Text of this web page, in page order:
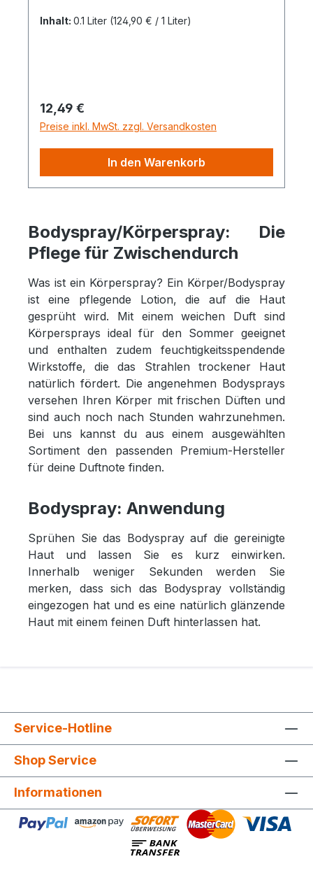
Inhalt: 0.1 Liter (124,90 € / 1 Liter)
Regulärer Preis:
12,49 €
Preise inkl. MwSt. zzgl. Versandkosten
In den Warenkorb
Bodyspray/Körperspray: Die
Pflege für Zwischendurch
Was ist ein Körperspray? Ein Körper/Bodyspray
ist eine pflegende Lotion, die auf die Haut
gesprüht wird. Mit einem weichen Duft sind
Körpersprays ideal für den Sommer geeignet
und enthalten zudem feuchtigkeitsspendende
Wirkstoffe, die das Strahlen trockener Haut
natürlich fördert. Die angenehmen Bodysprays
versehen Ihren Körper mit frischen Düften und
sind auch noch nach Stunden wahrzunehmen.
Bei uns kannst du aus einem ausgewählten
Sortiment den passenden Premium-Hersteller
für deine Duftnote finden.
Bodyspray: Anwendung
Sprühen Sie das Bodyspray auf die gereinigte
Haut und lassen Sie es kurz einwirken.
Innerhalb weniger Sekunden werden Sie
merken, dass sich das Bodyspray vollständig
eingezogen hat und es eine natürlich glänzende
Haut mit einem feinen Duft hinterlassen hat.
Service-Hotline
Shop Service
Informationen